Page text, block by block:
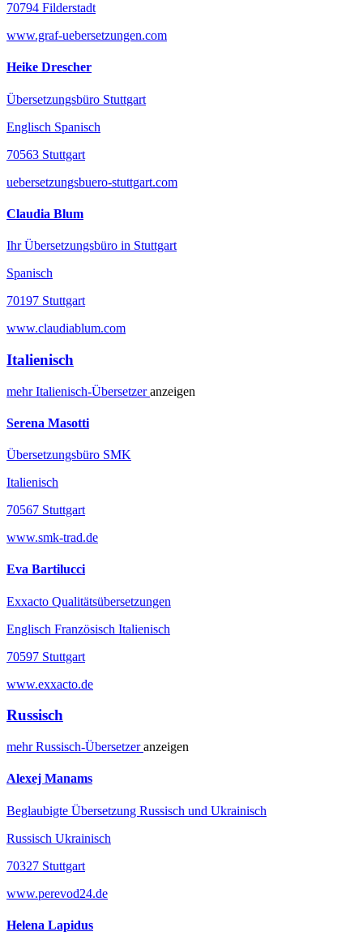
70794 Filderstadt
www.graf-uebersetzungen.com
Heike Drescher
Übersetzungsbüro Stuttgart
Englisch Spanisch
70563 Stuttgart
uebersetzungsbuero-stuttgart.com
Claudia Blum
Ihr Übersetzungsbüro in Stuttgart
Spanisch
70197 Stuttgart
www.claudiablum.com
Italienisch
mehrItalienisch-Übersetzeranzeigen
Serena Masotti
Übersetzungsbüro SMK
Italienisch
70567 Stuttgart
www.smk-trad.de
Eva Bartilucci
Exxacto Qualitätsübersetzungen
Englisch Französisch Italienisch
70597 Stuttgart
www.exxacto.de
Russisch
mehrRussisch-Übersetzeranzeigen
Alexej Manams
Beglaubigte Übersetzung Russisch und Ukrainisch
Russisch Ukrainisch
70327 Stuttgart
www.perevod24.de
Helena Lapidus